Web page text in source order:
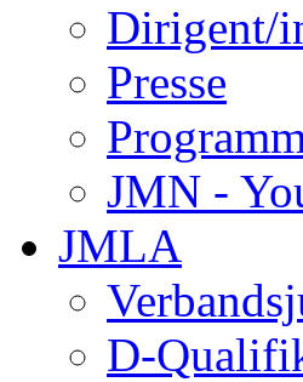
Dirigent/
Presse
JMN -
JMLA
D-